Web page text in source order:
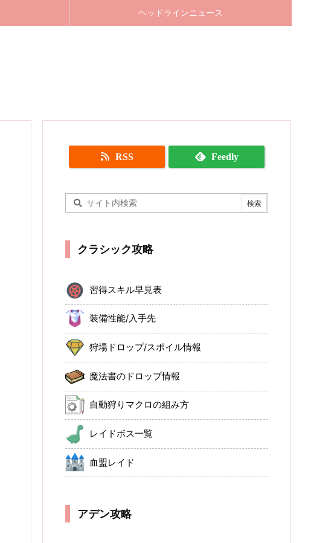
ヘッドラインニュース
RSS Feedly
クラシック攻略
習得スキル早見表
装備性能/入手先
狩場ドロップ/スポイル情報
魔法書のドロップ情報
自動狩りマクロの組み方
レイドボス一覧
血盟レイド
アデン攻略